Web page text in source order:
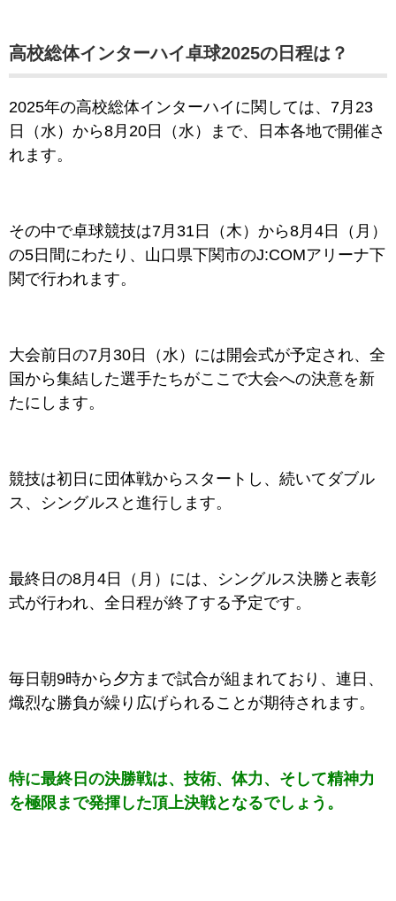
高校総体インターハイ卓球2025の日程は？
2025年の高校総体インターハイに関しては、7月23
日（水）から8月20日（水）まで、日本各地で開催さ
れます。
その中で卓球競技は7月31日（木）から8月4日（月）
の5日間にわたり、山口県下関市のJ:COMアリーナ下
関で行われます。
大会前日の7月30日（水）には開会式が予定され、全
国から集結した選手たちがここで大会への決意を新
たにします。
競技は初日に団体戦からスタートし、続いてダブル
ス、シングルスと進行します。
最終日の8月4日（月）には、シングルス決勝と表彰
式が行われ、全日程が終了する予定です。
毎日朝9時から夕方まで試合が組まれており、連日、
熾烈な勝負が繰り広げられることが期待されます。
特に最終日の決勝戦は、技術、体力、そして精神力
を極限まで発揮した頂上決戦となるでしょう。